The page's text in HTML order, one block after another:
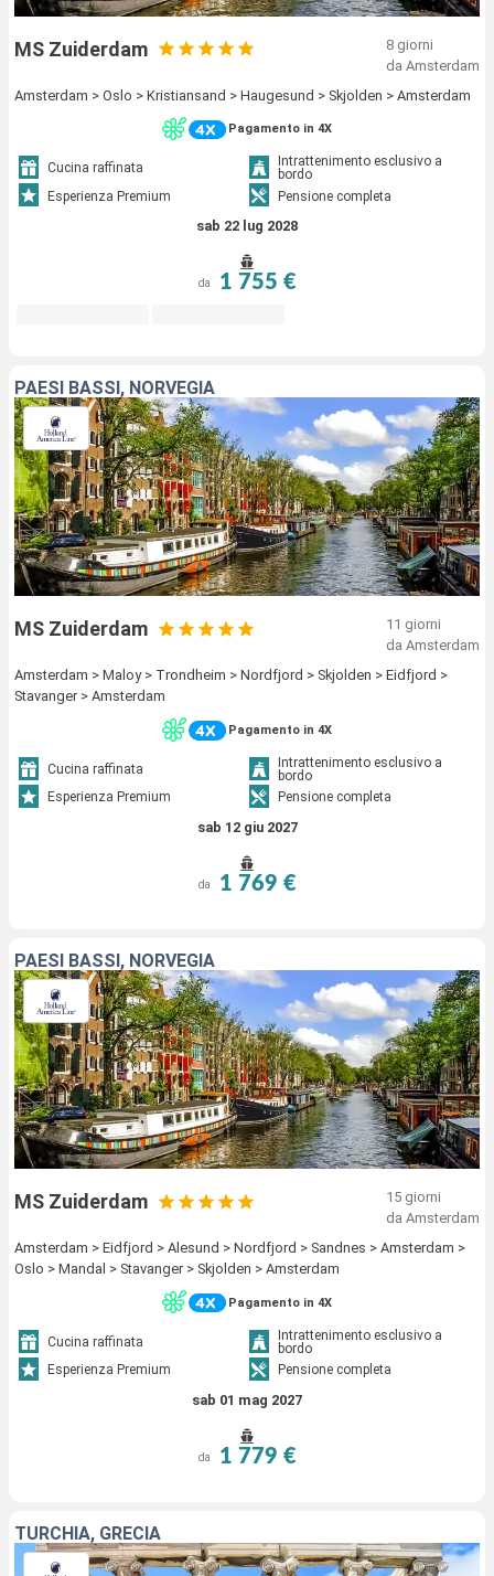
MS Zuiderdam
8 giorni
da Amsterdam
Amsterdam > Oslo > Kristiansand > Haugesund > Skjolden > Amsterdam
Pagamento in 4X
Cucina raffinata
Intrattenimento esclusivo a
bordo
Esperienza Premium
Pensione completa
sab 22 lug 2028
da 1 755 €
PAESI BASSI, NORVEGIA
MS Zuiderdam
11 giorni
da Amsterdam
Amsterdam > Maloy > Trondheim > Nordfjord > Skjolden > Eidfjord >
Stavanger > Amsterdam
Pagamento in 4X
Cucina raffinata
Intrattenimento esclusivo a
bordo
Esperienza Premium
Pensione completa
sab 12 giu 2027
da 1 769 €
PAESI BASSI, NORVEGIA
MS Zuiderdam
15 giorni
da Amsterdam
Amsterdam > Eidfjord > Alesund > Nordfjord > Sandnes > Amsterdam >
Oslo > Mandal > Stavanger > Skjolden > Amsterdam
Pagamento in 4X
Cucina raffinata
Intrattenimento esclusivo a
bordo
Esperienza Premium
Pensione completa
sab 01 mag 2027
da 1 779 €
TURCHIA, GRECIA